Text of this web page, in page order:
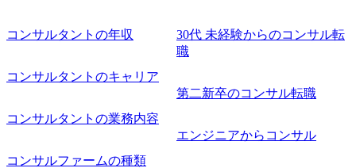
コンサルタントの年収
コンサルタントのキャリア
コンサルタントの業務内容
コンサルファームの種類
30代 未経験からのコンサル転
職
第二新卒のコンサル転職
エンジニアからコンサル